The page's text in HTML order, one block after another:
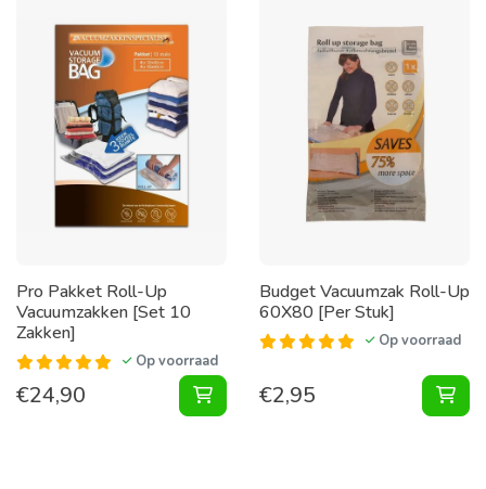
Pro Pakket Roll-Up
Vacuumzakken [Set 10
Zakken]
Op voorraad
€24,90 Pakket Roll-Up Vacuumzakken
Budget Vacuumzak Roll-Up
60X80 [Per Stuk]
Op voorraad
€2,95